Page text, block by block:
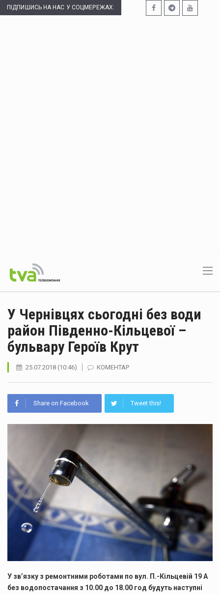
ПІДПИШИСЬ НА НАС У СОЦМЕРЕЖАХ:
У Чернівцях сьогодні без води
район Південно-Кільцевої –
бульвару Героїв Крут
25.07.2018 (10:46) КОМЕНТАР
Share on Facebook Tweet this!
У зв’язку з ремонтними роботами по вул. П.-Кільцевій 19 А
без водопостачання з 10.00 до 18.00 год будуть наступні